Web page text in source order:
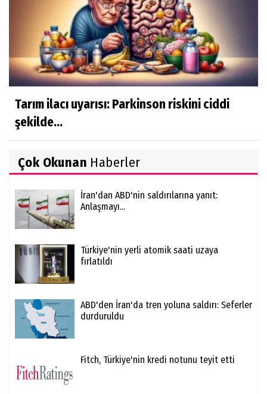
Tarım ilacı uyarısı: Parkinson riskini ciddi
şekilde...
Çok Okunan Haberler
İran'dan ABD'nin saldırılarına yanıt:
Anlaşmayı...
Türkiye'nin yerli atomik saati uzaya
fırlatıldı
ABD'den İran'da tren yoluna saldırı: Seferler
durduruldu
Fitch, Türkiye'nin kredi notunu teyit etti